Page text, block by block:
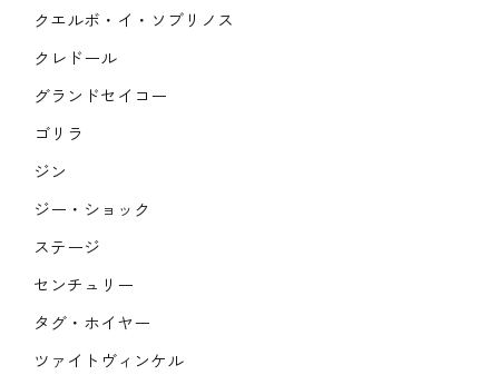
クエルボ・イ・ソブリノス
クレドール
グランドセイコー
ゴリラ
ジン
ジー・ショック
ステージ
センチュリー
タグ・ホイヤー
ツァイトヴィンケル